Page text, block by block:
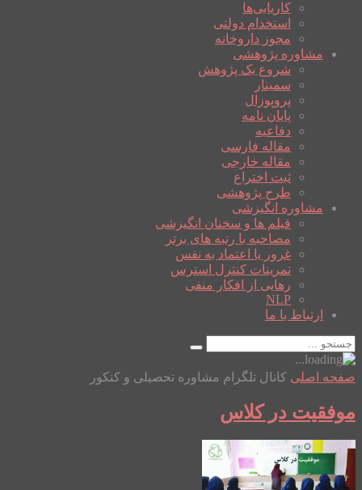
کاریابی‌ها
استخدام دولتی
مجوز داروخانه
مشاوره پژوهشی
شروع یک پژوهش
سمینار
پروپوزال
پایان نامه
دفاعیه
مقاله فارسی
مقاله خارجی
ثبت اختراع
طرح پژوهشی
مشاوره انگیزشی
فیلم ها و سخنان انگیزشی
مصاحبه با رتبه های برتر
غرور یا اعتماد به نفس
تمرینات کنترل استرس
رهایی از افکار منفی
NLP
ارتباط با ما
صفحه اصلی کانال تلگرام مشاوره تحصیلی و کنکور
موفقیت در کلاس